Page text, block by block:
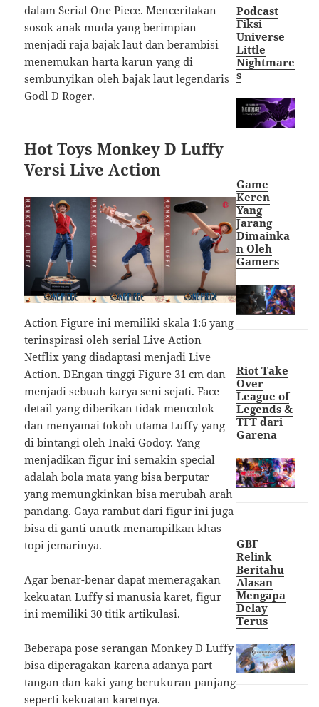
dalam Serial One Piece. Menceritakan
sosok anak muda yang berimpian
menjadi raja bajak laut dan berambisi
menemukan harta karun yang di
sembunyikan oleh bajak laut legendaris
Godl D Roger.
Hot Toys Monkey D Luffy
Versi Live Action
Action Figure ini memiliki skala 1:6 yang
terinspirasi oleh serial Live Action
Netflix yang diadaptasi menjadi Live
Action. DEngan tinggi Figure 31 cm dan
menjadi sebuah karya seni sejati. Face
detail yang diberikan tidak mencolok
dan menyamai tokoh utama Luffy yang
di bintangi oleh Inaki Godoy. Yang
menjadikan figur ini semakin special
adalah bola mata yang bisa berputar
yang memungkinkan bisa merubah arah
pandang. Gaya rambut dari figur ini juga
bisa di ganti unutk menampilkan khas
topi jemarinya.
Agar benar-benar dapat memeragakan
kekuatan Luffy si manusia karet, figur
ini memiliki 30 titik artikulasi.
Beberapa pose serangan Monkey D Luffy
bisa diperagakan karena adanya part
tangan dan kaki yang berukuran panjang
seperti kekuatan karetnya.
Podcast
Fiksi
Universe
Little
Nightmare
s
Game
Keren
Yang
Jarang
Dimainka
n Oleh
Gamers
Riot Take
Over
League of
Legends &
TFT dari
Garena
GBF
Relink
Beritahu
Alasan
Mengapa
Delay
Terus